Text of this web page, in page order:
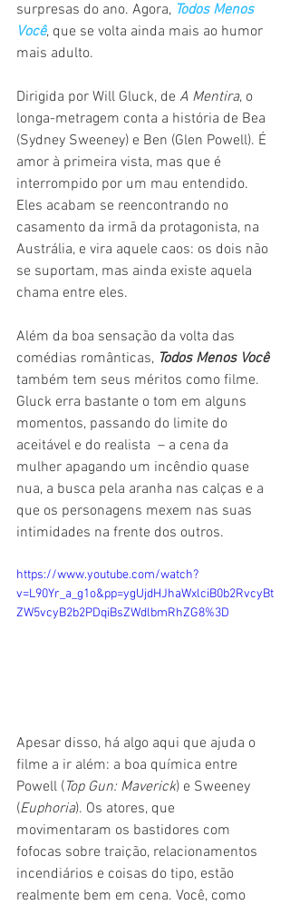
surpresas do ano. Agora, Todos Menos
Você, que se volta ainda mais ao humor
mais adulto.
Dirigida por Will Gluck, de A Mentira, o
longa-metragem conta a história de Bea
(Sydney Sweeney) e Ben (Glen Powell). É
amor à primeira vista, mas que é
interrompido por um mau entendido.
Eles acabam se reencontrando no
casamento da irmã da protagonista, na
Austrália, e vira aquele caos: os dois não
se suportam, mas ainda existe aquela
chama entre eles.
Além da boa sensação da volta das
comédias românticas, Todos Menos Você
também tem seus méritos como filme.
Gluck erra bastante o tom em alguns
momentos, passando do limite do
aceitável e do realista  – a cena da
mulher apagando um incêndio quase
nua, a busca pela aranha nas calças e a
que os personagens mexem nas suas
intimidades na frente dos outros.
https://www.youtube.com/watch?
v=L90Yr_a_g1o&pp=ygUjdHJhaWxlciB0b2RvcyBt
ZW5vcyB2b2PDqiBsZWdlbmRhZG8%3D
Apesar disso, há algo aqui que ajuda o
filme a ir além: a boa química entre
Powell (Top Gun: Maverick) e Sweeney
(Euphoria). Os atores, que
movimentaram os bastidores com
fofocas sobre traição, relacionamentos
incendiários e coisas do tipo, estão
realmente bem em cena. Você, como